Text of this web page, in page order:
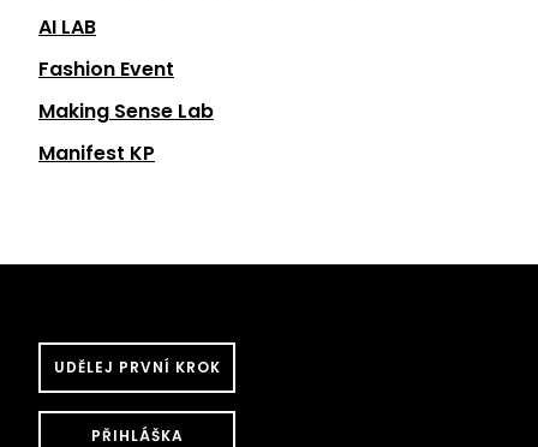
AI LAB
Fashion Event
Making Sense Lab
Manifest KP
UDĚLEJ PRVNÍ KROK
PŘIHLÁŠKA